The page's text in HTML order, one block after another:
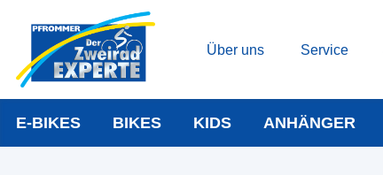
Über uns Service
E-BIKES BIKES KIDS ANHÄNGER